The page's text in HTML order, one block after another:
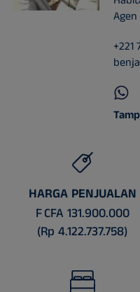
+221
HARGA PENJUALAN
F CFA 131.900.000
(Rp 4.122.737.758)